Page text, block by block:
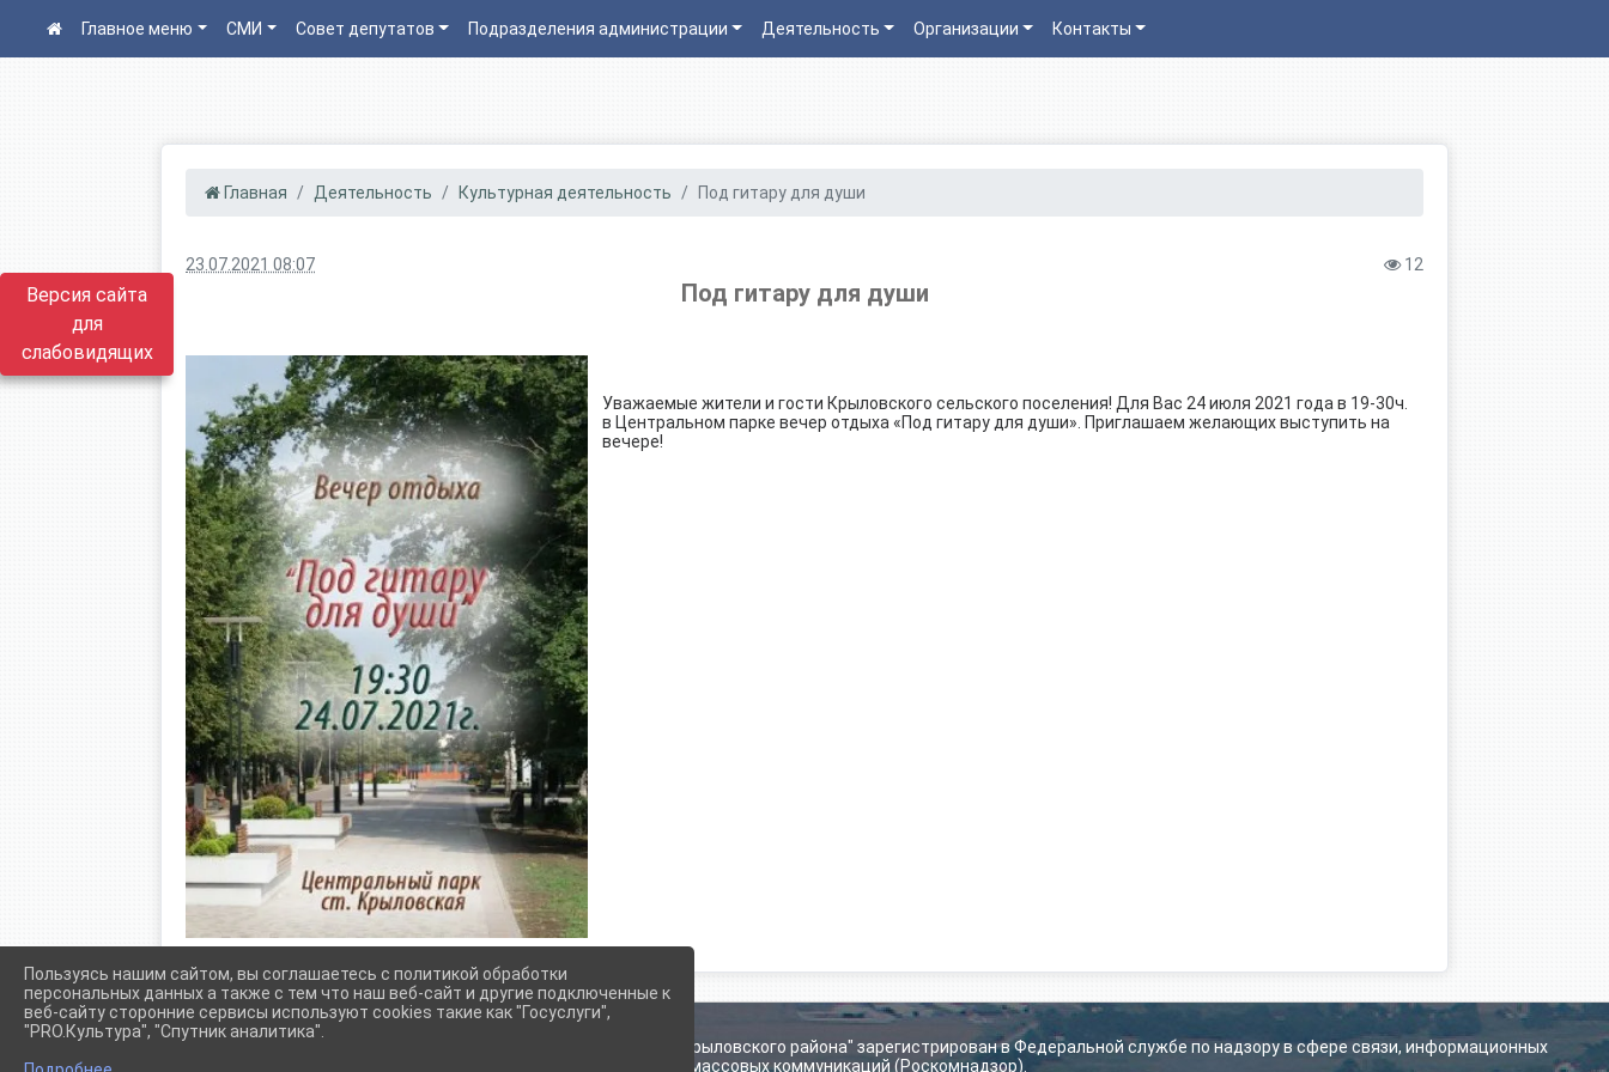
Версия сайта
для
слабовидящих
Главное меню СМИ Совет депутатов Подразделения администрации Деятельность Организации Контакты
Главная Деятельность Культурная деятельность Под гитару для души
23.07.2021 08:07 12
Под гитару для души
Уважаемые жители и гости Крыловского сельского поселения! Для Вас 24 июля 2021 года в 19-30ч.
в Центральном парке вечер отдыха «Под гитару для души». Приглашаем желающих выступить на
вечере!
Сетевое издание (сайт) "Администрации Крыловского сельского поселения Крыловского района" зарегистрирован в Федеральной службе по надзору в сфере связи, информационных
технологий и массовых коммуникаций (Роскомнадзор).
Пользуясь нашим сайтом, вы соглашаетесь с политикой обработки
персональных данных а также с тем что наш веб-сайт и другие подключенные к
веб-сайту сторонние сервисы используют cookies такие как "Госуслуги",
"PRO.Культура", "Спутник аналитика".